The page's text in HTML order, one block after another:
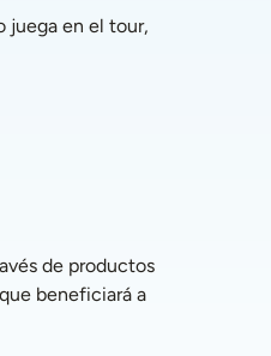
beneficiará a